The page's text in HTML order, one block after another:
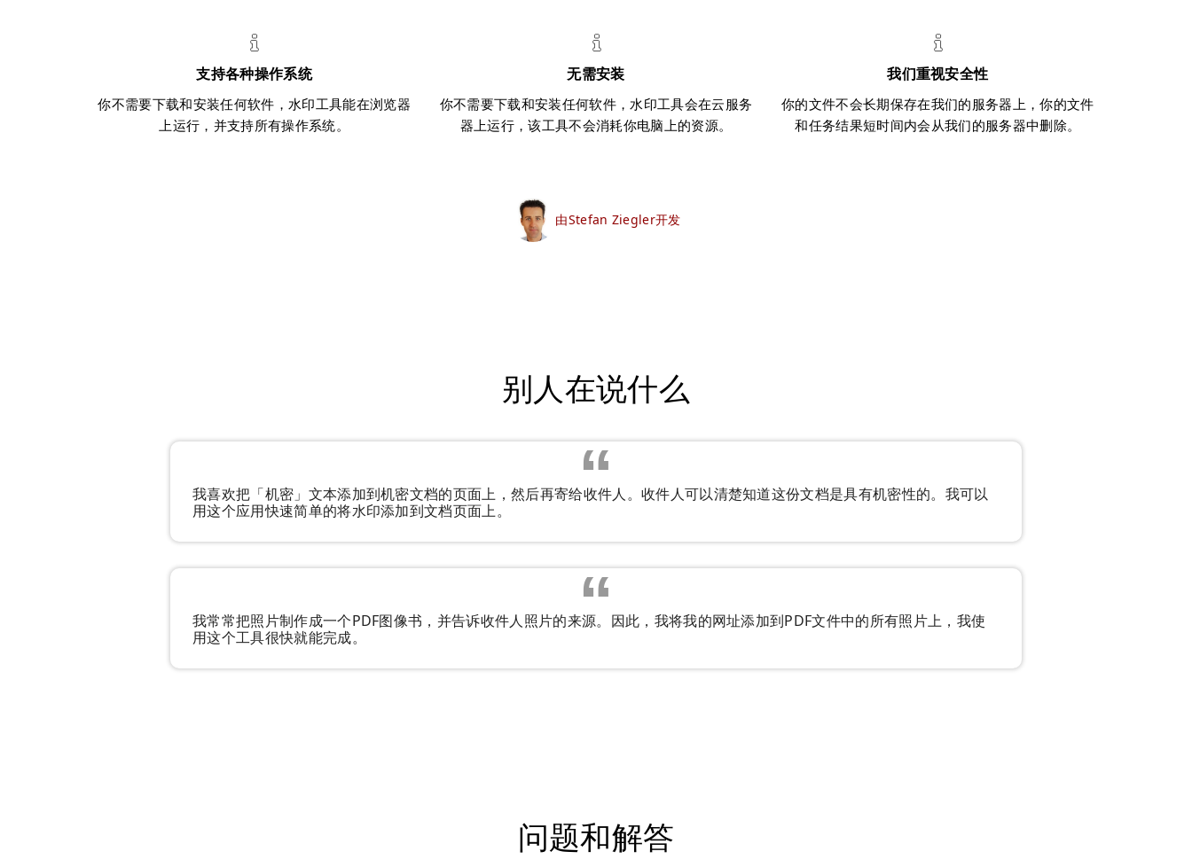
支持各种操作系统
你不需要下载和安装任何软件，水印工具能在浏览器
上运行，并支持所有操作系统。
无需安装
你不需要下载和安装任何软件，水印工具会在云服务
器上运行，该工具不会消耗你电脑上的资源。
我们重视安全性
你的文件不会长期保存在我们的服务器上，你的文件
和任务结果短时间内会从我们的服务器中删除。
由Stefan Ziegler开发
别人在说什么
我喜欢把「机密」文本添加到机密文档的页面上，然后再寄给收件人。收件人可以清楚知道这份文档是具有机密性的。我可以
用这个应用快速简单的将水印添加到文档页面上。
我常常把照片制作成一个PDF图像书，并告诉收件人照片的来源。因此，我将我的网址添加到PDF文件中的所有照片上，我使
用这个工具很快就能完成。
问题和解答